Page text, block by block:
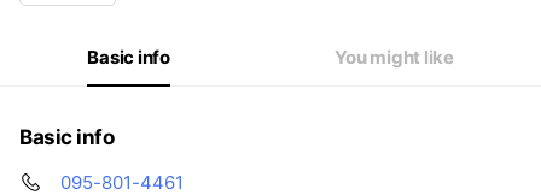
Basic info You might like
Basic info
095-801-4461